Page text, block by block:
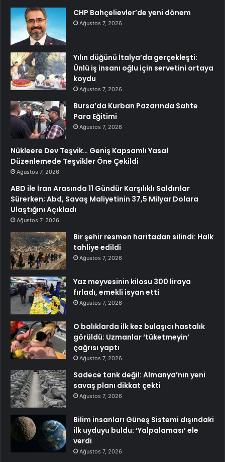
CHP Bahçelievler’de yeni dönem
Ağustos 7, 2026
Yılın düğünü İtalya’da gerçekleşti:
Ünlü iş insanı oğlu için servetini ortaya
koydu
Ağustos 7, 2026
Bursa’da Kurban Pazarında Sahte
Para Eğitimi
Ağustos 7, 2026
Nükleere Dev Teşvik… Geniş Kapsamlı Yasal
Düzenlemede Teşvikler Öne Çekildi
Ağustos 7, 2026
ABD ile İran Arasında 11 Gündür Karşılıklı Saldırılar
Sürerken; Abd, Savaş Maliyetinin 37,5 Milyar Dolara
Ulaştığını Açıkladı
Ağustos 7, 2026
Bir şehir resmen haritadan silindi: Halk
tahliye edildi
Ağustos 7, 2026
Yaz meyvesinin kilosu 300 liraya
fırladı, emekli isyan etti
Ağustos 7, 2026
O balıklarda ilk kez bulaşıcı hastalık
görüldü: Uzmanlar ‘tüketmeyin’
çağrısı yaptı
Ağustos 7, 2026
Sadece tank değil: Almanya’nın yeni
savaş planı dikkat çekti
Ağustos 7, 2026
Bilim insanları Güneş Sistemi dışındaki
ilk uyduyu buldu: ‘Yalpalaması’ ele
verdi
Ağustos 7, 2026